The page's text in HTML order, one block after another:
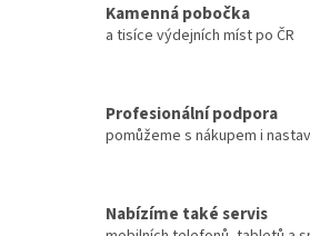
Kamenná pobočka
a tisíce výdejních míst po ČR
Profesionální podpora
pomůžeme s nákupem i
Nabízíme také servis